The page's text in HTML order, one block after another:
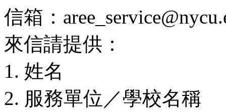
信箱：
來信請提供：
1. 姓名
2. 服務單位／學校名稱